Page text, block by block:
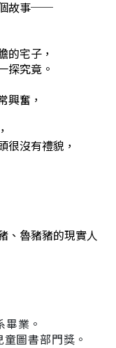
個故事──
的宅子，
探究竟。
興奮，
很沒有禮貌，
、魯豬豬的現實人
業。
圖書部門獎。